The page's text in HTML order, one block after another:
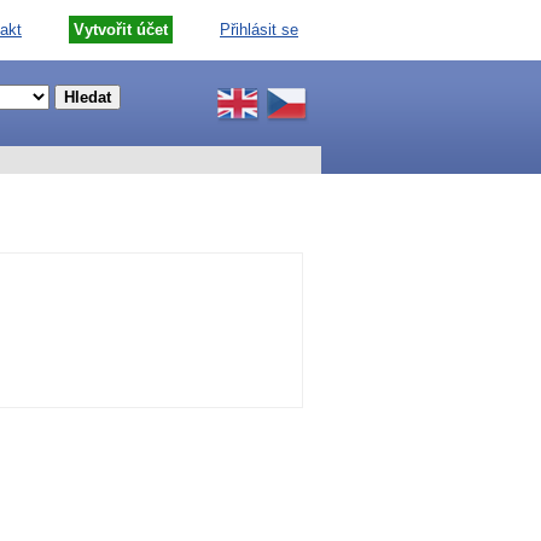
Vytvořit účet Přihlásit se